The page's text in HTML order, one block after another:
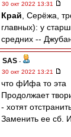
30 окт 2022 13:31
Край , Серёжа,
главных): у
средних --
SAS -
30 окт 2022 13:21
что фИфа то эта
Продолжает
- хотят
Заменить ее сб.